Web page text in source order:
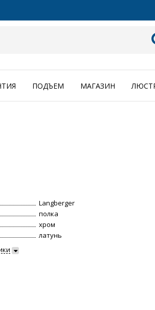
ПОДЪЕМ МАГАЗИН
Langberger
полка
хром
латунь